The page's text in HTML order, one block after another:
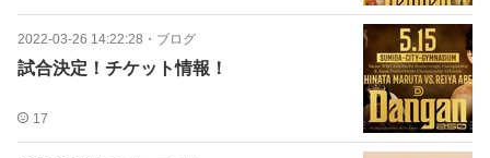
2022-03-26 14:22:28 ・ ブログ
試合決定！チケット情報！
17